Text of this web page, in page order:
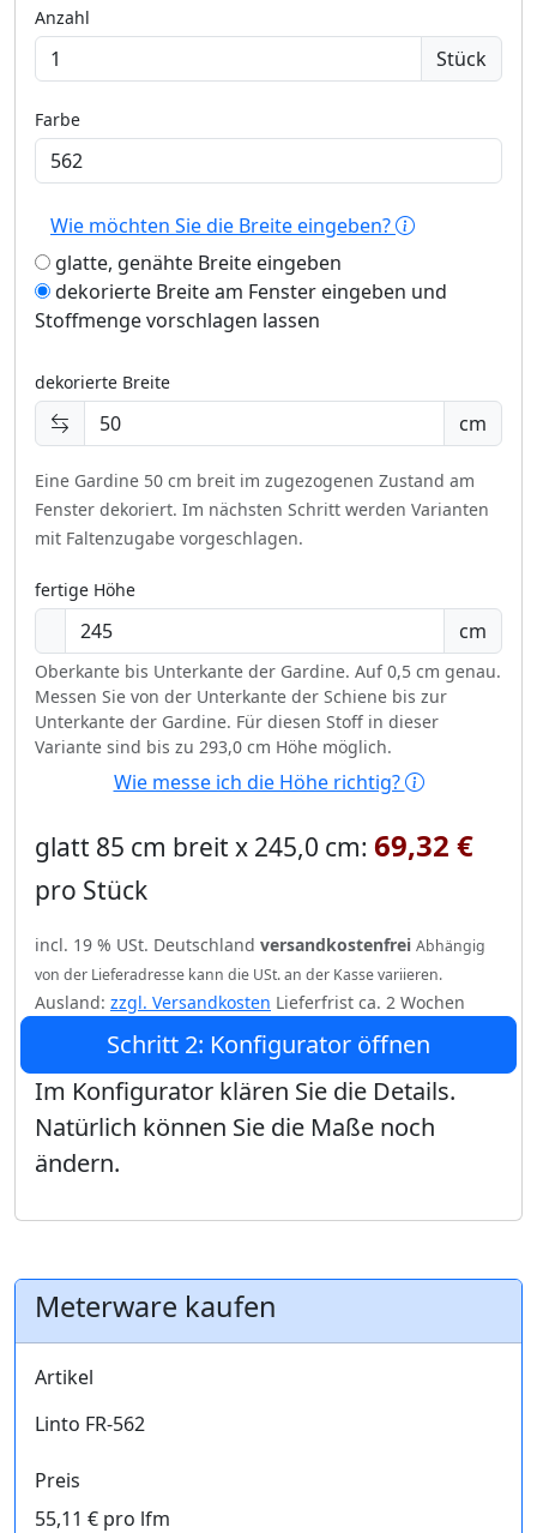
Anzahl
Stück
Farbe
Wie möchten Sie die Breite eingeben?
glatte, genähte Breite eingeben
dekorierte Breite am Fenster eingeben und
Stoffmenge vorschlagen lassen
dekorierte Breite
cm
Eine Gardine 50 cm breit im zugezogenen Zustand am
Fenster dekoriert. Im nächsten Schritt werden Varianten
mit Faltenzugabe vorgeschlagen.
fertige Höhe
cm
Oberkante bis Unterkante der Gardine. Auf 0,5 cm genau.
Messen Sie von der Unterkante der Schiene bis zur
Unterkante der Gardine. Für diesen Stoff in dieser
Variante sind bis zu 293,0 cm Höhe möglich.
Wie messe ich die Höhe richtig?
glatt 85 cm breit x 245,0 cm: 69,32 €
pro Stück
incl. 19 % USt. Deutschland versandkostenfrei Abhängig
von der Lieferadresse kann die USt. an der Kasse variieren.
Ausland: zzgl. Versandkosten Lieferfrist ca. 2 Wochen
Schritt 2: Konfigurator öffnen
Im Konfigurator klären Sie die Details.
Natürlich können Sie die Maße noch
ändern.
Meterware kaufen
Artikel
Linto FR-562
Preis
55,11 € pro lfm